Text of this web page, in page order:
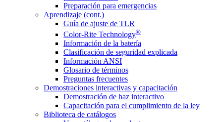
Preparación para emergencias
Aprendizaje (cont.)
Guía de ajuste de TLR
Color-Rite Technology®
Información de la batería
Clasificación de seguridad explicada
Información ANSI
Glosario de términos
Preguntas frecuentes
Demostraciones interactivas y capacitación
Demostración de haz interactivo
Capacitación para el cumplimiento de la ley
Biblioteca de catálogos